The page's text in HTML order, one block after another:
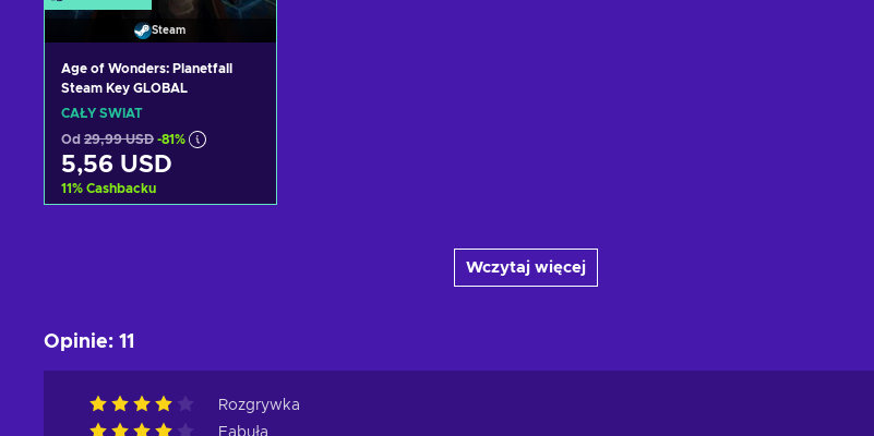
Steam
Age of Wonders: Planetfall
Steam Key GLOBAL
CAŁY ŚWIAT
Od 29,99 USD -81%
5,56 USD
11% Cashbacku
Wczytaj więcej
Opinie: 11
Rozgrywka
Fabuła